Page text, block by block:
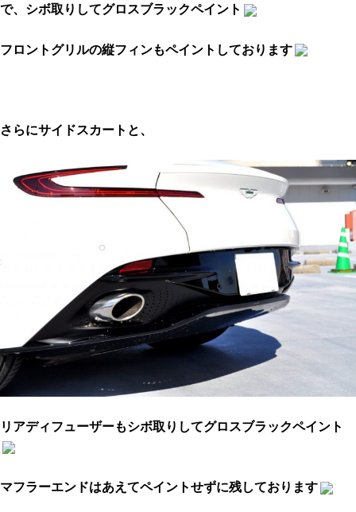
で、シボ取りしてグロスブラックペイント
フロントグリルの縦フィンもペイントしております
さらにサイドスカートと、
リアディフューザーもシボ取りしてグロスブラックペイント
マフラーエンドはあえてペイントせずに残しております